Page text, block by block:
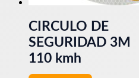
CIRCULO DE
SEGURIDAD 3M
110 kmh